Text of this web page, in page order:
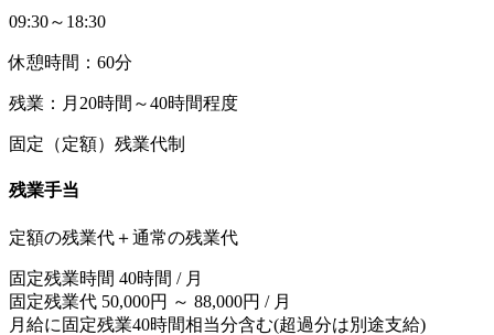
09:30～18:30
休憩時間：60分
残業：月20時間～40時間程度
固定（定額）残業代制
残業手当
定額の残業代＋通常の残業代
固定残業時間 40時間 / 月
固定残業代 50,000円 ～ 88,000円 / 月
月給に固定残業40時間相当分含む(超過分は別途支給)